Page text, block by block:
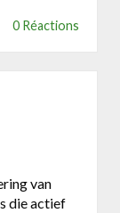
0 Réactions
van
die actief